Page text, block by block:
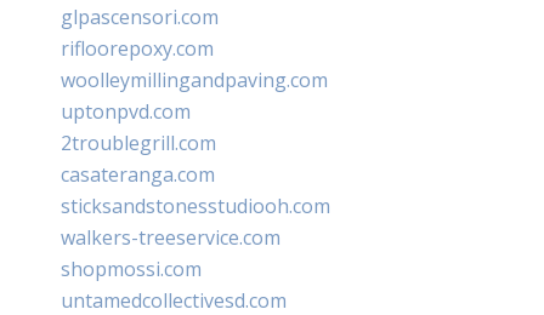
glpascensori.com
rifloorepoxy.com
woolleymillingandpaving.com
uptonpvd.com
2troublegrill.com
casateranga.com
sticksandstonesstudiooh.com
walkers-treeservice.com
shopmossi.com
untamedcollectivesd.com